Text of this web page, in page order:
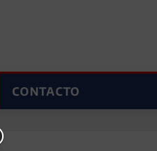
CONTACTO